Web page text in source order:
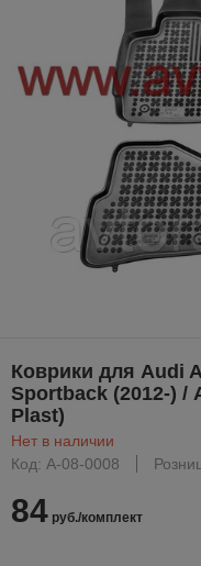
Коврики для Audi
Sportback (2012-) /
Plast)
Нет в наличии
Код: A-08-0008
84 руб./комплект